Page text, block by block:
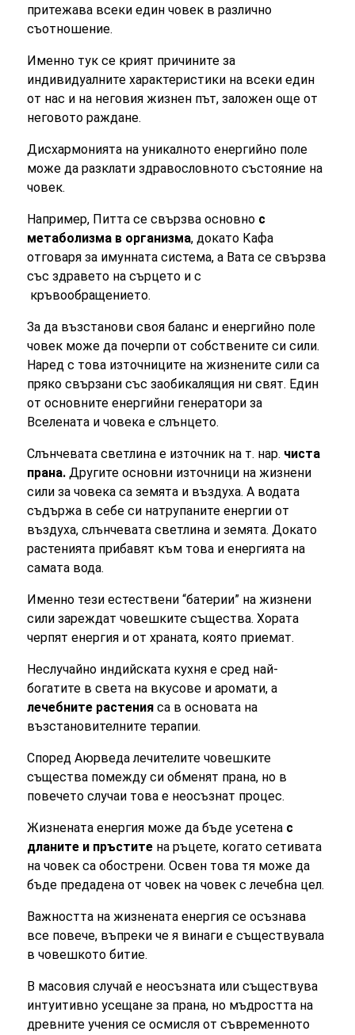
притежава всеки един човек в различно
съотношение.
Именно тук се крият причините за
индивидуалните характеристики на всеки един
от нас и на неговия жизнен път, заложен още от
неговото раждане.
Дисхармонията на уникалното енергийно поле
може да разклати здравословното състояние на
човек.
Например, Питта се свързва основно с
метаболизма в организма, докато Кафа
отговаря за имунната система, а Вата се свързва
със здравето на сърцето и с
кръвообращението.
За да възстанови своя баланс и енергийно поле
човек може да почерпи от собствените си сили.
Наред с това източниците на жизнените сили са
пряко свързани със заобикалящия ни свят. Един
от основните енергийни генератори за
Вселената и човека е слънцето.
Слънчевата светлина е източник на т. нар. чиста
прана. Другите основни източници на жизнени
сили за човека са земята и въздуха. А водата
съдържа в себе си натрупаните енергии от
въздуха, слънчевата светлина и земята. Докато
растенията прибавят към това и енергията на
самата вода.
Именно тези естествени “батерии” на жизнени
сили зареждат човешките същества. Хората
черпят енергия и от храната, която приемат.
Неслучайно индийската кухня е сред най-
богатите в света на вкусове и аромати, а
лечебните растения са в основата на
възстановителните терапии.
Според Аюрведа лечителите човешките
същества помежду си обменят прана, но в
повечето случаи това е неосъзнат процес.
Жизнената енергия може да бъде усетена с
дланите и пръстите на ръцете, когато сетивата
на човек са обострени. Освен това тя може да
бъде предадена от човек на човек с лечебна цел.
Важността на жизнената енергия се осъзнава
все повече, въпреки че я винаги е съществувала
в човешкото битие.
В масовия случай е неосъзната или съществува
интуитивно усещане за прана, но мъдростта на
древните учения се осмисля от съвременното